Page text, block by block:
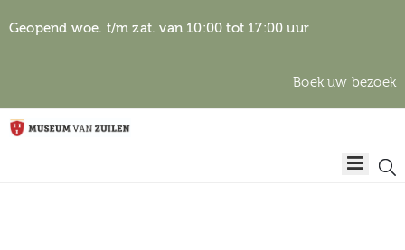
Geopend woe. t/m zat. van 10:00 tot 17:00 uur
Boek uw bezoek
Home
Algemene